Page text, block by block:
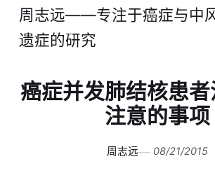
周志远——专注于癌症与中
遗症的研究
癌症并发肺结核患
注意的事项
周志远 08/21/2015